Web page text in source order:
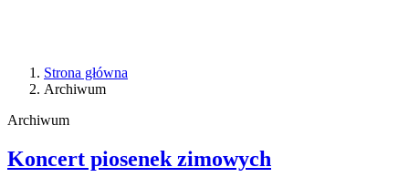
Strona główna
Archiwum
Archiwum
Koncert piosenek zimowych